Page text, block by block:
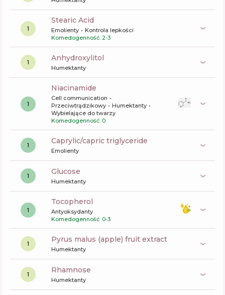
1
Stearic Acid
Emolienty
Kontrola lepkości
Komedogenność: 2-3
1 anhydroxylitol
Humektanty
1
niacinamide
Cell communication
Przeciwtrądzikowy
Humektanty
Wybielające do twarzy
Komedogenność: 0
1 caprylic/capric triglyceride
Emolienty
1 glucose
Humektanty
1
tocopherol
Antyoksydanty
Komedogenność: 0-3
1 pyrus malus (apple) fruit extract
Humektanty
1 rhamnose
Humektanty